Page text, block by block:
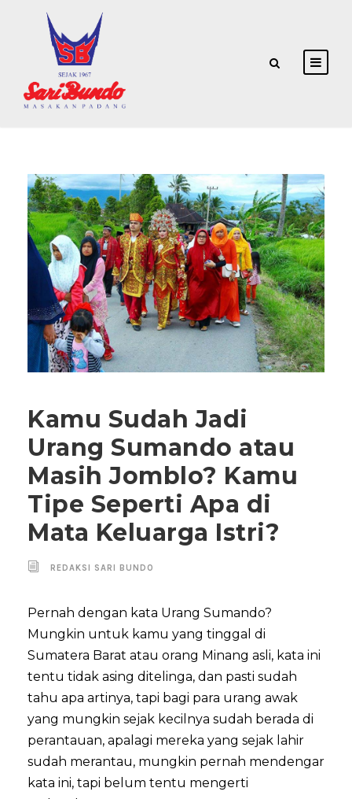
Kamu Sudah Jadi
Urang Sumando atau
Masih Jomblo? Kamu
Tipe Seperti Apa di
Mata Keluarga Istri?
REDAKSI SARI BUNDO
Pernah dengan kata Urang Sumando?
Mungkin untuk kamu yang tinggal di
Sumatera Barat atau orang Minang asli, kata ini
tentu tidak asing ditelinga, dan pasti sudah
tahu apa artinya, tapi bagi para urang awak
yang mungkin sejak kecilnya sudah berada di
perantauan, apalagi mereka yang sejak lahir
sudah merantau, mungkin pernah mendengar
kata ini, tapi belum tentu mengerti